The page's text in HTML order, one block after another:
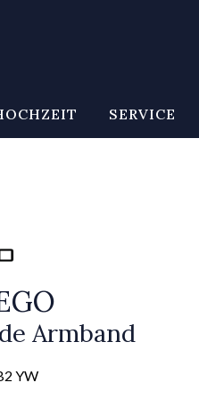
SERVICE
Armband
YW